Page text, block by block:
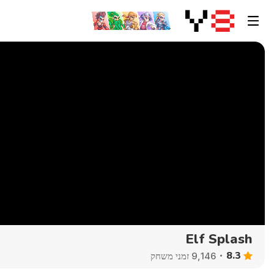
Elf Splash
8.3 9,146 זמני משחק